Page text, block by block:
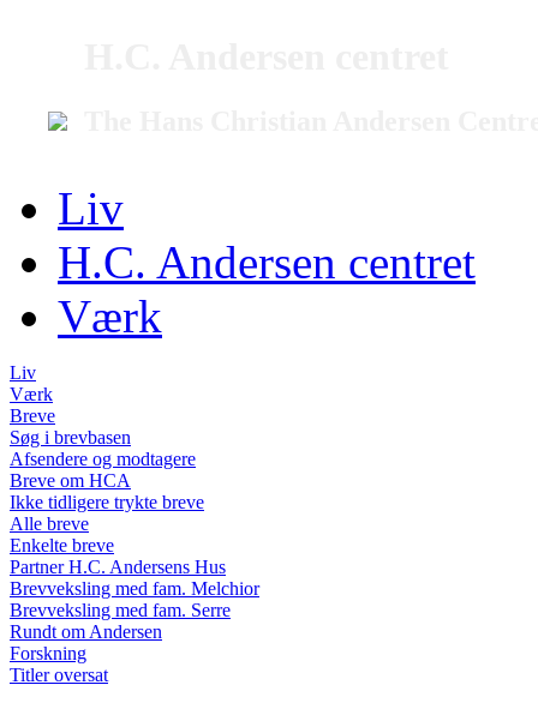
Liv
H.C. Andersen centret
Værk
Liv
Værk
Breve
Søg i brevbasen
Afsendere og modtagere
Breve om HCA
Ikke tidligere trykte breve
Alle breve
Enkelte breve
Partner H.C. Andersens Hus
Brevveksling med fam. Melchior
Brevveksling med fam. Serre
Rundt om Andersen
Forskning
Titler oversat